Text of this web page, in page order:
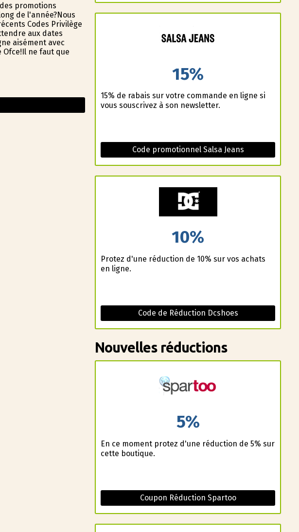
promotions
de l'année?Nous
Codes Privilège
aux dates
aisément avec
ne faut que
15%
15% de rabais sur votre commande en ligne si
vous souscrivez à son newsletter.
Code promotionnel Salsa Jeans
10%
Profitez d'une réduction de 10% sur vos achats
en ligne.
Code de Réduction Dcshoes
Nouvelles réductions
5%
En ce moment profitez d'une réduction de 5% sur
cette boutique.
Coupon Réduction Spartoo